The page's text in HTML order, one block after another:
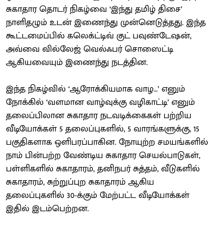
சுகாதார தொடர் நிகழ்வை ‘இந்து தமிழ் திசை’
நாளிதழும் உடன் இணைந்து முன்னெடுத்தது. இந்த
கூட்டமைப்பில் கலெக்ட்டிவ் குட் பவுண்டேஷன்,
அவ்வை வில்லேஜ் வெல்ஃபர் சொஸைட்டி
ஆகியவையும் இணைந்து நடத்தின.
இந்த நிகழ்வில் ‘ஆரோக்கியமாக வாழ…’ எனும்
நோக்கில் ‘வளமான வாழ்வுக்கு வழிகாட்டி’ எனும்
தலைப்பிலான சுகாதார நடவடிக்கைகள் பற்றிய
வீடியோக்கள் 5 தலைப்புகளில், 5 வாரங்களுக்கு, 15
பகுதிகளாக ஒளிபரப்பாகின. நோயுற்ற சமயங்களில்
நாம் பின்பற்ற வேண்டிய சுகாதார செயல்பாடுகள்,
பள்ளிகளில் சுகாதாரம், தனிநபர் சுத்தம், வீடுகளில்
சுகாதாரம், சுற்றுப்புற சுகாதாரம் ஆகிய
தலைப்புகளில் 30-க்கும் மேற்பட்ட வீடியோக்கள்
இதில் இடம்பெற்றன.